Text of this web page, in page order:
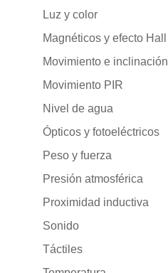
Luz y color
Magnéticos y efecto Hall
Movimiento e inclinación
Movimiento PIR
Nivel de agua
Ópticos y fotoeléctricos
Peso y fuerza
Presión atmosférica
Proximidad inductiva
Sonido
Táctiles